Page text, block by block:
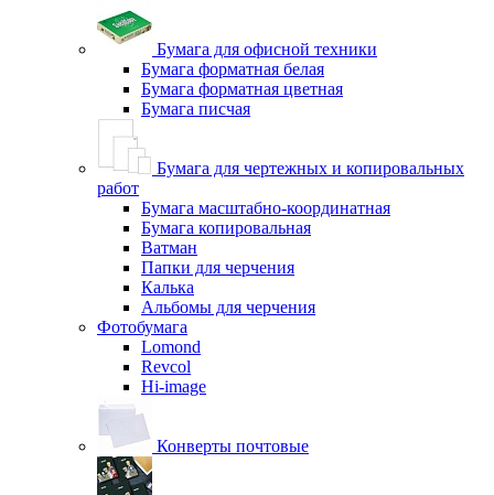
Бумага для офисной техники
Бумага форматная белая
Бумага форматная цветная
Бумага писчая
Бумага для чертежных и копировальных
работ
Бумага масштабно-координатная
Бумага копировальная
Ватман
Папки для черчения
Калька
Альбомы для черчения
Фотобумага
Lomond
Revcol
Hi-image
Конверты почтовые